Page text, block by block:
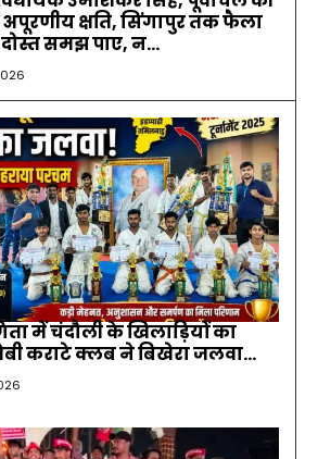
क्षति, सिंगापुर तक फैला
समझ पाए, न...
में चंदौली के खिलाड़ियों का
कराटे क्लब ने बिखेरा जलवा…